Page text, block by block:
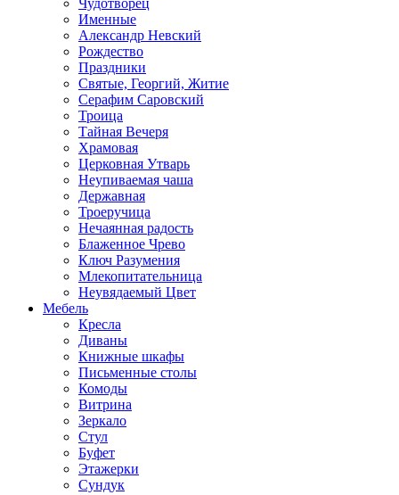
Чудотворец
Именные
Александр Невский
Рождество
Праздники
Святые, Георгий, Житие
Серафим Саровский
Троица
Тайная Вечеря
Храмовая
Церковная Утварь
Неупиваемая чаша
Державная
Троеручица
Нечаянная радость
Блаженное Чрево
Ключ Разумения
Млекопитательница
Неувядаемый Цвет
Мебель
Кресла
Диваны
Книжные шкафы
Письменные столы
Комоды
Витрина
Зеркало
Стул
Буфет
Этажерки
Сундук